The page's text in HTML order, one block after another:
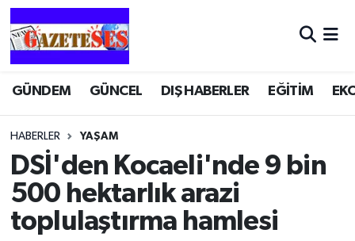
GÜNDEM GÜNCEL DIŞ HABERLER EĞİTİM
HABERLER YAŞAM
DSİ'den Kocaeli'nde 9 bin
500 hektarlık arazi
toplulaştırma hamlesi